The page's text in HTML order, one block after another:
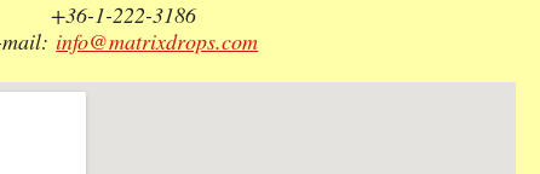
+36-1-222-3186
info@matrixdrops.com